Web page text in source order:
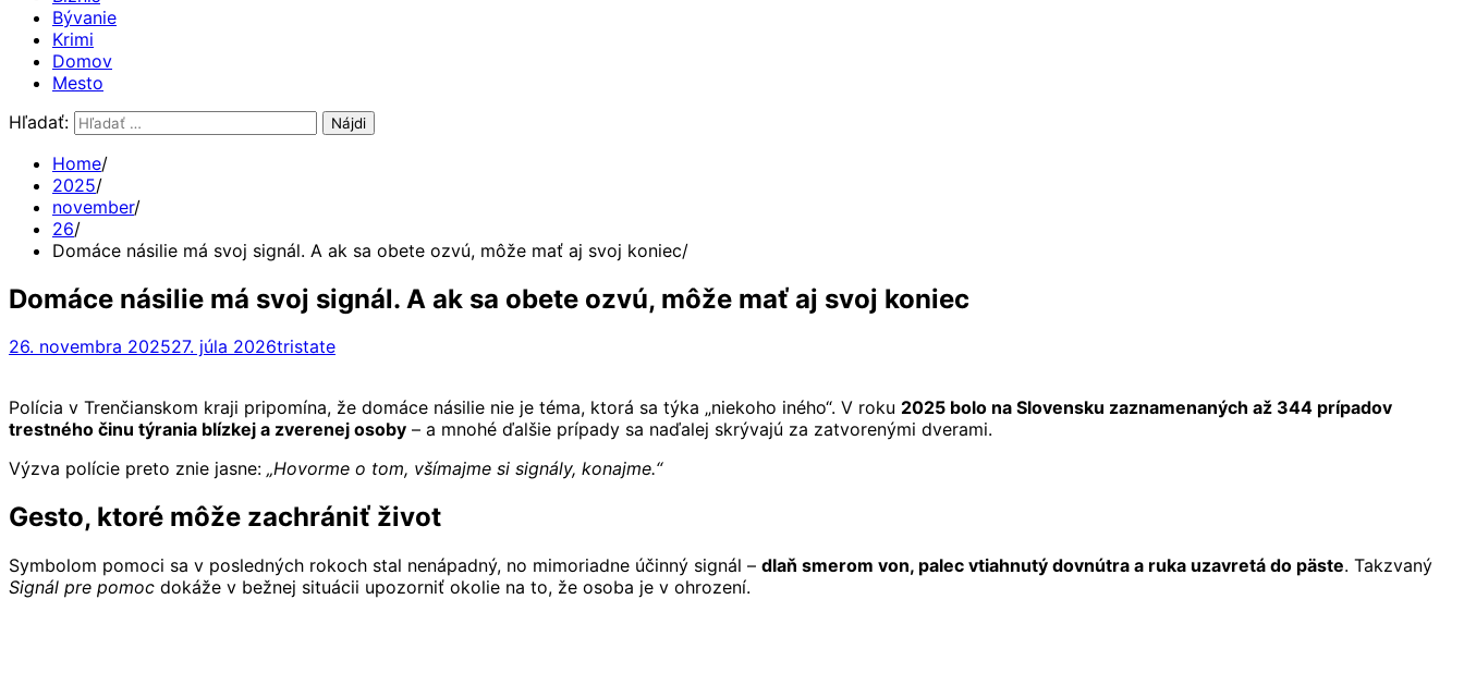
Bývanie
Krimi
Domov
Mesto
Hľadať:
Home
2025
november
26
Domáce násilie má svoj signál. A ak sa obete ozvú, môže mať aj svoj koniec
Domáce násilie má svoj signál. A ak sa obete ozvú, môže mať aj svoj koniec
26. novembra 202527. júla 2026tristate
Polícia v Trenčianskom kraji pripomína, že domáce násilie nie je téma, ktorá sa týka „niekoho iného“. V roku 2025 bolo na Slovensku zaznamenaných až 344 prípadov
trestného činu týrania blízkej a zverenej osoby – a mnohé ďalšie prípady sa naďalej skrývajú za zatvorenými dverami.
Výzva polície preto znie jasne: „Hovorme o tom, všímajme si signály, konajme.“
Gesto, ktoré môže zachrániť život
Symbolom pomoci sa v posledných rokoch stal nenápadný, no mimoriadne účinný signál – dlaň smerom von, palec vtiahnutý dovnútra a ruka uzavretá do päste. Takzvaný
Signál pre pomoc dokáže v bežnej situácii upozorniť okolie na to, že osoba je v ohrození.